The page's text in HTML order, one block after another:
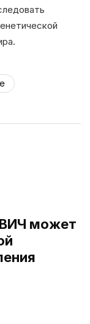
может